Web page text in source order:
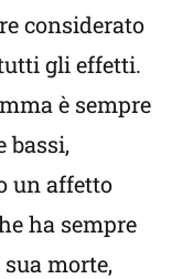
considerato
gli effetti.
è sempre
bassi,
un affetto
ha sempre
morte,